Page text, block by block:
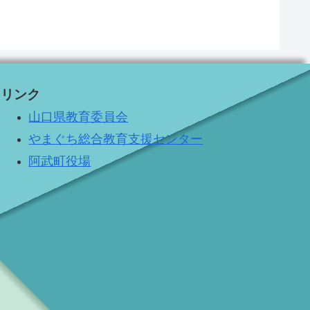
リンク
山口県教育委員会
やまぐち総合教育支援センター
阿武町役場